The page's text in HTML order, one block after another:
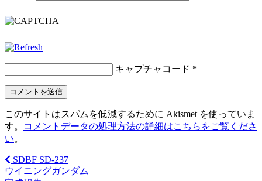
キャプチャコード *
このサイトはスパムを低減するために Akismet を使っていま
す。
コメントデータの処理方法の詳細はこちらをご覧くださ
い。
投SDBF SD-237
ウイニングガンダム